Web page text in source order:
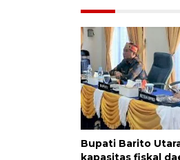
Bupati Barito
kapasitas fiskal